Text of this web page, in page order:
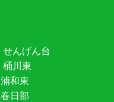
んげん台
桶川東
和東
日部